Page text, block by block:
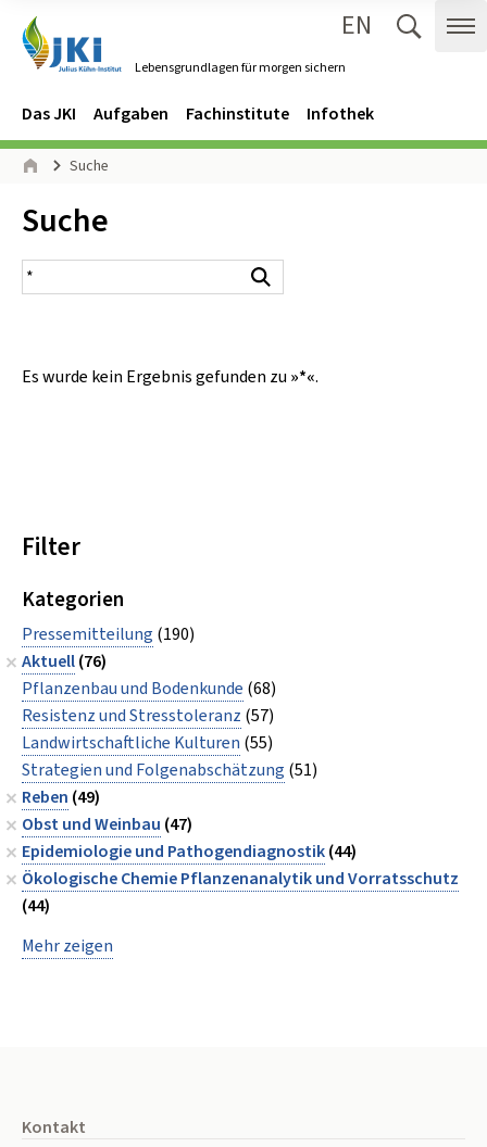
Lebensgrundlagen für morgen sichern
EN
Navigation
Hauptmenü
Das JKI Aufgaben Fachinstitute Infothek
Seitenpfad
Suche
Inhalt:
Suche
Suchergebnis
Es wurde kein Ergebnis gefunden zu »*«.
Filter
Kategorien
Pressemitteilung (190)
Aktuell(76)
Pflanzenbau und Bodenkunde (68)
Resistenz und Stresstoleranz (57)
Landwirtschaftliche Kulturen (55)
Strategien und Folgenabschätzung (51)
Reben (49)
Obst und Weinbau (47)
Epidemiologie und Pathogendiagnostik(44)
Ökologische Chemie Pflanzenanalytik und Vorratsschutz
(44)
Mehr zeigen
Kontakt